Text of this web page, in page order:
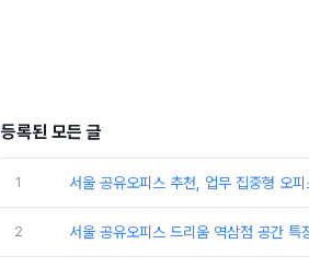
등록된 모든 글
1 서울 공유오피스 추천, 업무 집중형 오
2 서울 공유오피스 드리움 역삼점 공간 특